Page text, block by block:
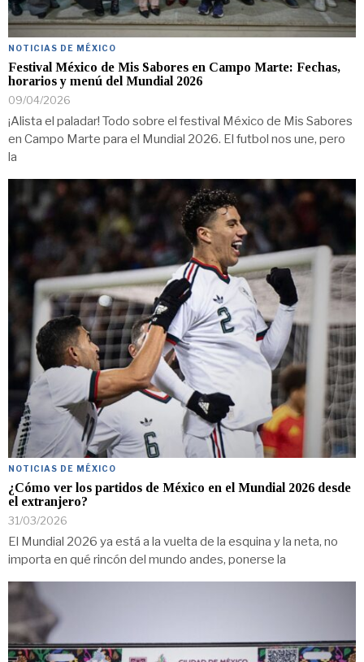
NOTICIAS DE MÉXICO
Festival México de Mis Sabores en Campo Marte: Fechas,
horarios y menú del Mundial 2026
09/04/2026
¡Alista el paladar! Todo sobre el festival México de Mis Sabores
en Campo Marte para el Mundial 2026. El futbol nos une, pero
la
NOTICIAS DE MÉXICO
¿Cómo ver los partidos de México en el Mundial 2026 desde
el extranjero?
31/03/2026
El Mundial 2026 ya está a la vuelta de la esquina y la neta, no
importa en qué rincón del mundo andes, ponerse la